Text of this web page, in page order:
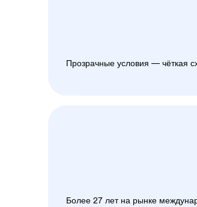
Прозрачные условия — чёткая
Более 27 лет на рынке